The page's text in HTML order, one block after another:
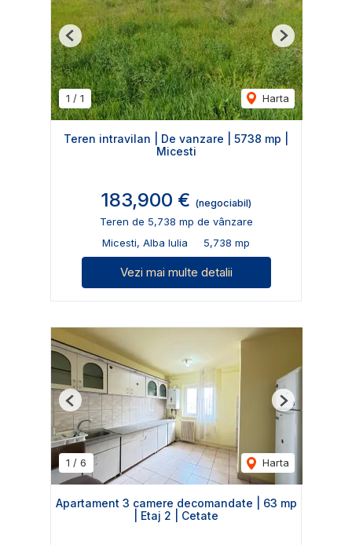
1 / 1 Harta
Previous Next
Teren intravilan | De vanzare | 5738 mp |
Micesti
183,900 € (negociabil)
Teren de 5,738 mp de vânzare
Micesti, Alba Iulia
5,738 mp
Vezi mai multe detalii
1 / 6 Harta
Previous Next
Apartament 3 camere decomandate | 63 mp
| Etaj 2 | Cetate